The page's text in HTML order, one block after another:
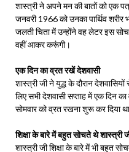
शास्त्री ने अपने मन की बातों को एक
जनवरी 1966 को उनका पार्थिव
जलती चिता में उन्होंने वह लेटर इस
वहीं आकर करूंगी।
एक दिन का व्रत रखें देशवासी
शास्त्री जी ने युद्ध के दौरान
लिए सभी देशवासी सप्ताह में एक दिन
सोमवार को व्रत रखना शुरू कर दिया
शिक्षा के बारे में बहुत सोचते थे शास्त्री
शास्त्री जी शिक्षा के बारे में भी बहुत